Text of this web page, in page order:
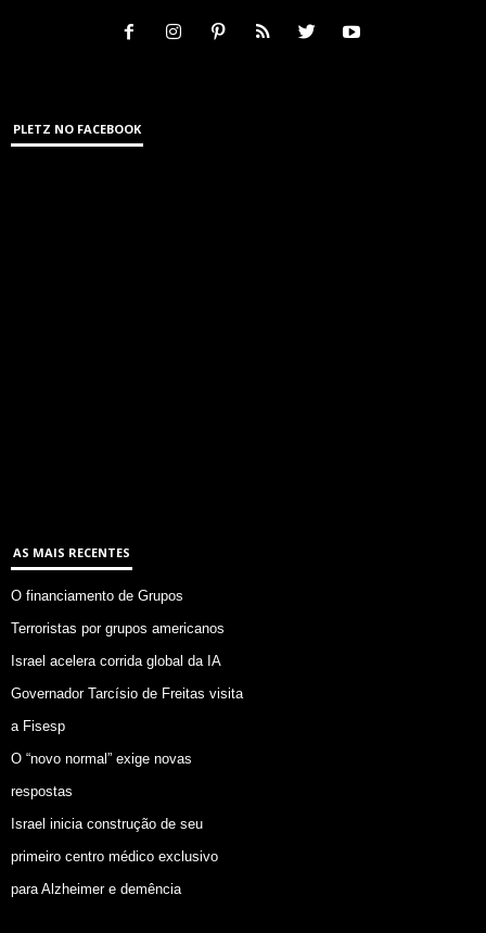
PLETZ NO FACEBOOK
AS MAIS RECENTES
O financiamento de Grupos
Terroristas por grupos americanos
Israel acelera corrida global da IA
Governador Tarcísio de Freitas visita
a Fisesp
O “novo normal” exige novas
respostas
Israel inicia construção de seu
primeiro centro médico exclusivo
para Alzheimer e demência